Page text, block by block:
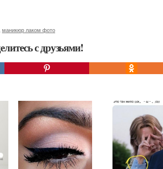
маникюр лаком фото
с друзьями!